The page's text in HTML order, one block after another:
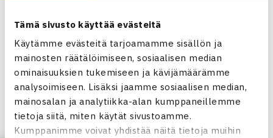
Tämä sivusto käyttää evästeitä
Käytämme evästeitä tarjoamamme sisällön ja
mainosten räätälöimiseen, sosiaalisen median
ominaisuuksien tukemiseen ja kävijämäärämme
analysoimiseen. Lisäksi jaamme sosiaalisen median,
mainosalan ja analytiikka-alan kumppaneillemme
tietoja siitä, miten käytät sivustoamme.
Kumppanimme voivat yhdistää näitä tietoja muihin